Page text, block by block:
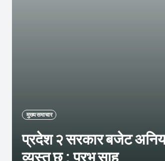
मुख्य समाचार
प्रदेश २ सरकार बजेट
व्यस्त छ : प्रभु साह